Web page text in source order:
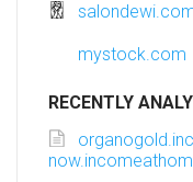
mystock.com
RECENTLY